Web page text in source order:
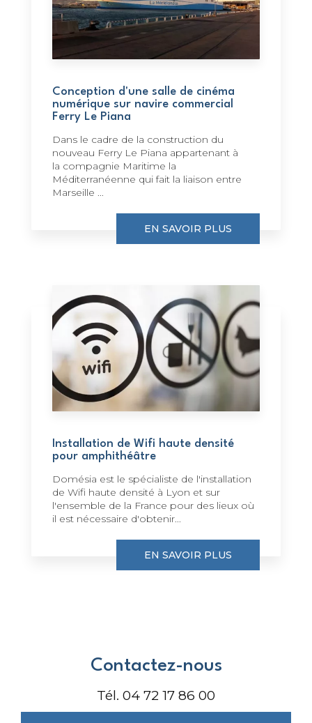
Conception d'une salle de cinéma
numérique sur navire commercial
Ferry Le Piana
Dans le cadre de la construction du
nouveau Ferry Le Piana appartenant à
la compagnie Maritime la
Méditerranéenne qui fait la liaison entre
Marseille ...
EN SAVOIR PLUS
Installation de Wifi haute densité
pour amphithéâtre
Domésia est le spécialiste de l'installation
de Wifi haute densité à Lyon et sur
l'ensemble de la France pour des lieux où
il est nécessaire d'obtenir...
EN SAVOIR PLUS
Contactez-nous
Tél. 04 72 17 86 00